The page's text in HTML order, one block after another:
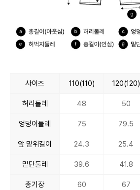
사이즈 110(110) 120(120)
허리둘레 48 50
엉덩이둘레 75 79.5
앞 밑위길이 24.3 25.4
밑단둘레 39.6 41.8
총기장 60 67